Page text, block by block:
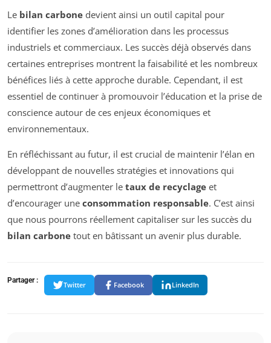
Le bilan carbone devient ainsi un outil capital pour
identifier les zones d’amélioration dans les processus
industriels et commerciaux. Les succès déjà observés dans
certaines entreprises montrent la faisabilité et les nombreux
bénéfices liés à cette approche durable. Cependant, il est
essentiel de continuer à promouvoir l’éducation et la prise de
conscience autour de ces enjeux économiques et
environnementaux.
En réfléchissant au futur, il est crucial de maintenir l’élan en
développant de nouvelles stratégies et innovations qui
permettront d’augmenter le taux de recyclage et
d’encourager une consommation responsable. C’est ainsi
que nous pourrons réellement capitaliser sur les succès du
bilan carbone tout en bâtissant un avenir plus durable.
Partager :
Twitter Facebook LinkedIn